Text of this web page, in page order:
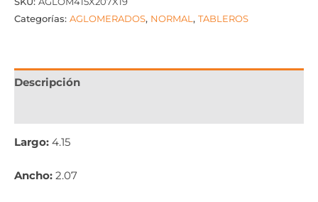
Categorías: AGLOMERADOS, NORMAL , TABLEROS
Descripción
Largo: 4.15
Ancho: 2.07